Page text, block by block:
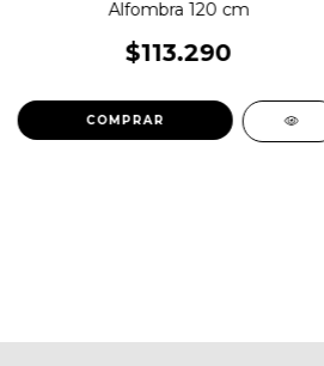
Alfombra 120 cm
$113.290